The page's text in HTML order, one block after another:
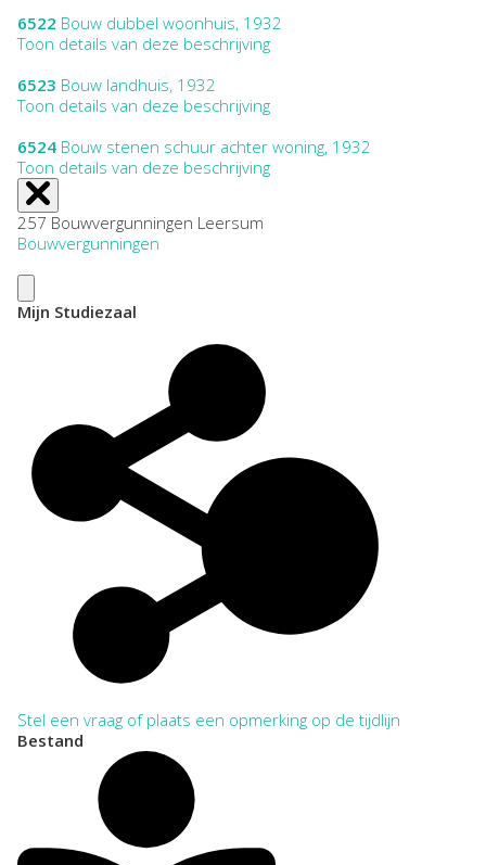
6522 Bouw dubbel woonhuis, 1932
Toon details van deze beschrijving
6523 Bouw landhuis, 1932
Toon details van deze beschrijving
6524 Bouw stenen schuur achter woning, 1932
Toon details van deze beschrijving
257 Bouwvergunningen Leersum
Bouwvergunningen
Mijn Studiezaal
Stel een vraag of plaats een opmerking op de tijdlijn
Bestand